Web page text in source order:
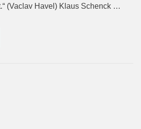
(Vaclav Havel) Klaus Schenck …